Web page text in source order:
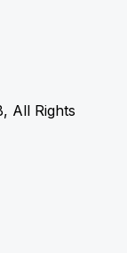
All Rights